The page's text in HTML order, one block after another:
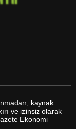
tarafınıza haber,
kaynak
ve izinsiz olarak
Ekonomi